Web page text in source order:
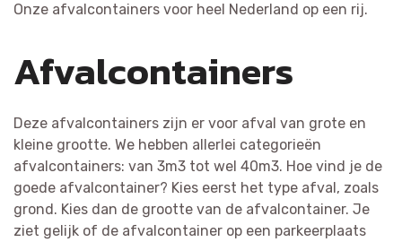
Onze afvalcontainers voor heel Nederland op een rij.
Afvalcontainers
Deze afvalcontainers zijn er voor afval van grote en
kleine grootte. We hebben allerlei categorieën
afvalcontainers: van 3m3 tot wel 40m3. Hoe vind je de
goede afvalcontainer? Kies eerst het type afval, zoals
grond. Kies dan de grootte van de afvalcontainer. Je
ziet gelijk of de afvalcontainer op een parkeerplaats